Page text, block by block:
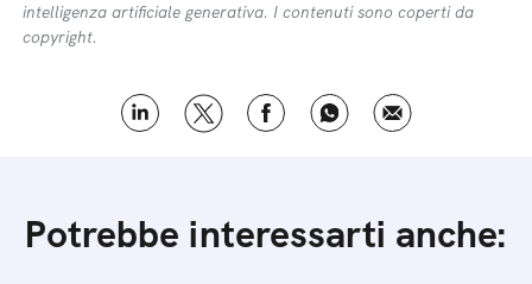
intelligenza artificiale generativa. I contenuti sono coperti da
copyright.
Potrebbe interessarti anche: